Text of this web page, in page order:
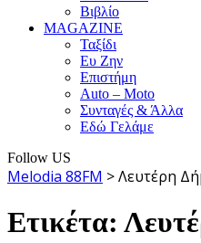
Βιβλίο
MAGAZINE
Ταξίδι
Ευ Ζην
Επιστήμη
Auto – Moto
Συνταγές & Άλλα
Εδώ Γελάμε
Follow US
Melodia 88FM >Λευτέρη
Ετικέτα: